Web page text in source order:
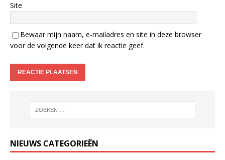
Site
Bewaar mijn naam, e-mailadres en site in deze browser
voor de volgende keer dat ik reactie geef.
NIEUWS CATEGORIEËN